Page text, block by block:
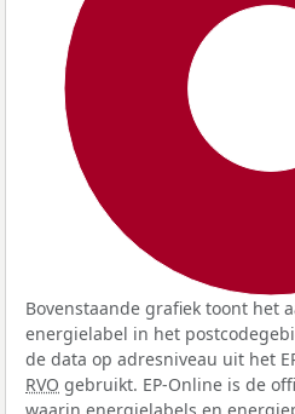
Bovenstaande grafiek toont het
energielabel in het
de data op adresniveau uit het
RVO gebruikt. EP-Online is de